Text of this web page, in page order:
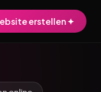
erstellen ✦